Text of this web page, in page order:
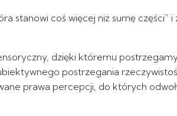
stanowi coś więcej niż sumę części” i
dzięki któremu
postrzegania
prawa percepcji, do których